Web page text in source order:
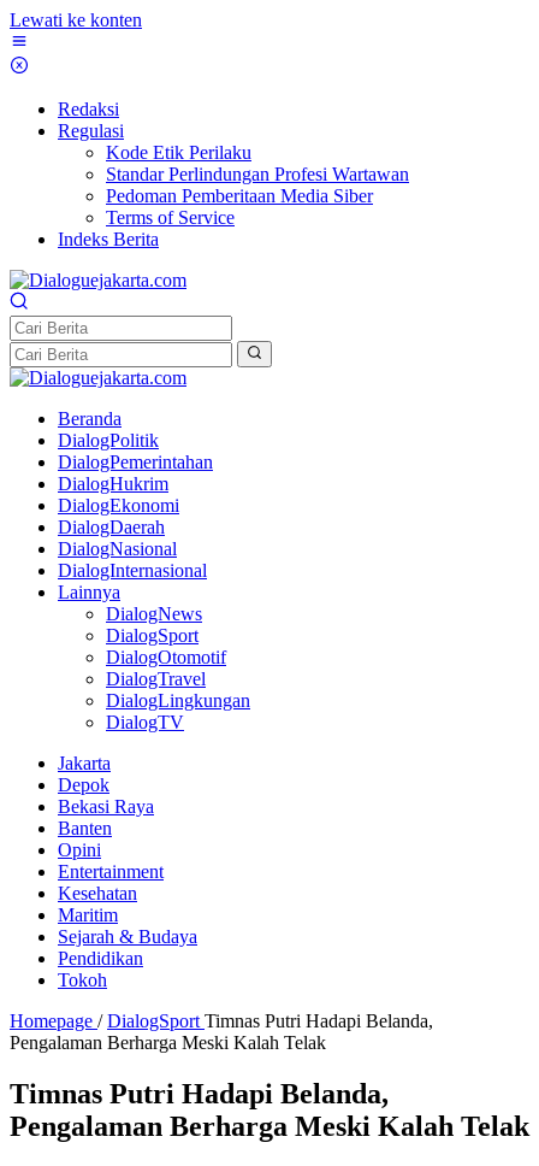
Lewati ke konten
Redaksi
Regulasi
Kode Etik Perilaku
Standar Perlindungan Profesi Wartawan
Pedoman Pemberitaan Media Siber
Terms of Service
Indeks Berita
Beranda
DialogPolitik
DialogPemerintahan
DialogHukrim
DialogEkonomi
DialogDaerah
DialogNasional
DialogInternasional
Lainnya
DialogNews
DialogSport
DialogOtomotif
DialogTravel
DialogLingkungan
DialogTV
Jakarta
Depok
Bekasi Raya
Banten
Opini
Entertainment
Kesehatan
Maritim
Sejarah & Budaya
Pendidikan
Tokoh
Homepage / DialogSport Timnas Putri Hadapi Belanda,
Pengalaman Berharga Meski Kalah Telak
Timnas Putri Hadapi Belanda,
Pengalaman Berharga Meski Kalah Telak